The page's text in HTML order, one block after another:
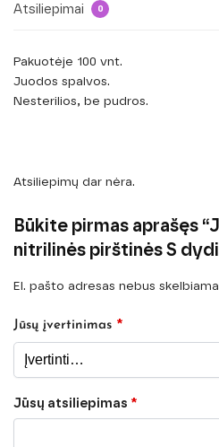
Atsiliepimai 0
Pakuotėje 100 vnt.
Juodos spalvos.
Nesterilios, be pudros.
Atsiliepimų dar nėra.
Būkite pirmas aprašęs
nitrilinės pirštinės S
El. pašto adresas nebus
Jūsų įvertinimas *
Jūsų atsiliepimas *